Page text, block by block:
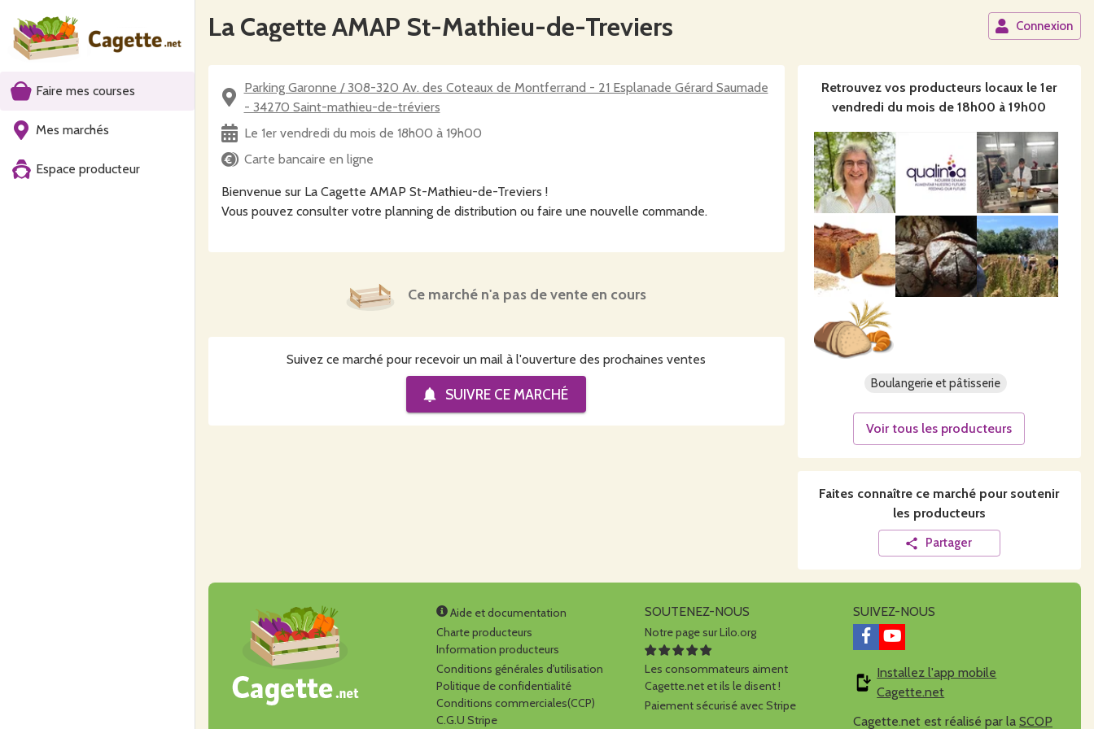
Faire mes courses
Mes marchés
Espace producteur
La Cagette AMAP St-Mathieu-de-Treviers Connexion
Parking Garonne / 308-320 Av. des Coteaux de Montferrand - 21 Esplanade Gérard Saumade
- 34270 Saint-mathieu-de-tréviers
Le 1er vendredi du mois de 18h00 à 19h00
Carte bancaire en ligne
Bienvenue sur La Cagette AMAP St-Mathieu-de-Treviers !
Vous pouvez consulter votre planning de distribution ou faire une nouvelle commande.
Ce marché n'a pas de vente en cours
Suivez ce marché pour recevoir un mail à l'ouverture des prochaines ventes
SUIVRE CE MARCHÉ
Retrouvez vos producteurs locaux le 1er
vendredi du mois de 18h00 à 19h00
Boulangerie et pâtisserie
Voir tous les producteurs
Faites connaître ce marché pour soutenir
les producteurs
Partager
Aide et documentation
Charte producteurs
Information producteurs
Conditions générales d'utilisation
Politique de confidentialité
Conditions commerciales(CCP)
C.G.U Stripe
SOUTENEZ-NOUS
Notre page sur Lilo.org
Les consommateurs aiment
Cagette.net et ils le disent !
Paiement sécurisé avec Stripe
SUIVEZ-NOUS
Installez l'app mobile
Cagette.net
Cagette.net est réalisé par la SCOP